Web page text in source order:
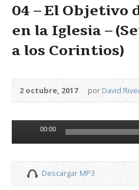
04 – El Objetivo
en la Iglesia –
a los Corintios)
2 octubre, 2017 porDavid
Reproductor
00:00
Descargar MP3